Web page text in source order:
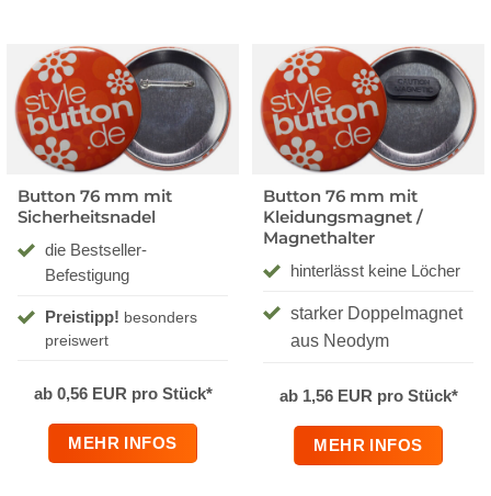
Button 76 mm mit
Sicherheitsnadel
die Bestseller-
Befestigung
Preistipp! besonders
preiswert
ab 0,56 EUR pro Stück*
MEHR INFOS
Button 76 mm mit
Kleidungsmagnet /
Magnethalter
hinterlässt keine Löcher
starker Doppelmagnet
aus Neodym
ab 1,56 EUR pro Stück*
MEHR INFOS